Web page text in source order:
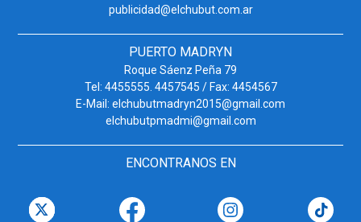
publicidad@elchubut.com.ar
PUERTO MADRYN
Roque Sáenz Peña 79
Tel: 4455555. 4457545 / Fax: 4454567
E-Mail: elchubutmadryn2015@gmail.com
elchubutpmadmi@gmail.com
ENCONTRANOS EN